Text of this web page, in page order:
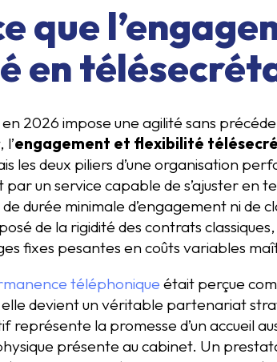
que
en
2026 impose une agilité sans
engagement et flexibilité
les deux piliers d’une organisation
un service capable de s’ajuster en
durée minimale d’engagement ni de
de la rigidité des contrats
fixes pesantes en coûts variables
téléphonique était perçue
elle devient un véritable partenariat
représente la promesse d’un accueil
présente au cabinet. Un